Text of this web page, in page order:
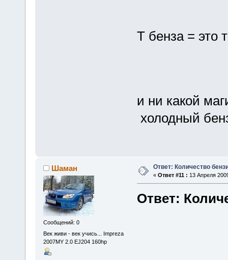
Т бенза = это
и ни какой
холодный
Шаман
Сообщений: 0
Век живи - век учись... Impreza
2007MY 2.0 EJ204 160hp
Ответ: Количество
« Ответ #11 : 13 Апреля
Ответ: